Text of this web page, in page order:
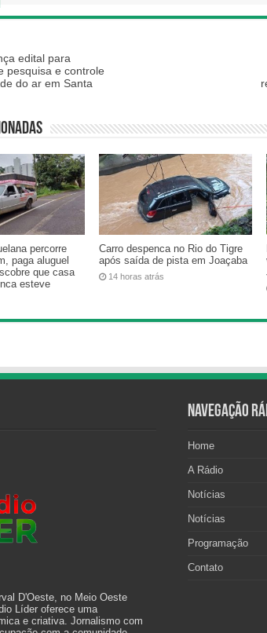
edital para
pesquisa e controle
do ar em Santa
percorre
paga aluguel
que casa
esteve
Carro despenca no Rio do Tigre
após saída de pista em Joaçaba
14 horas atrás
D'Oeste, no Meio Oeste
Líder oferece uma
e criativa. Jornalismo com
Navegação
Home
A Rádio
Notícias
Notícias
Programação
Contato